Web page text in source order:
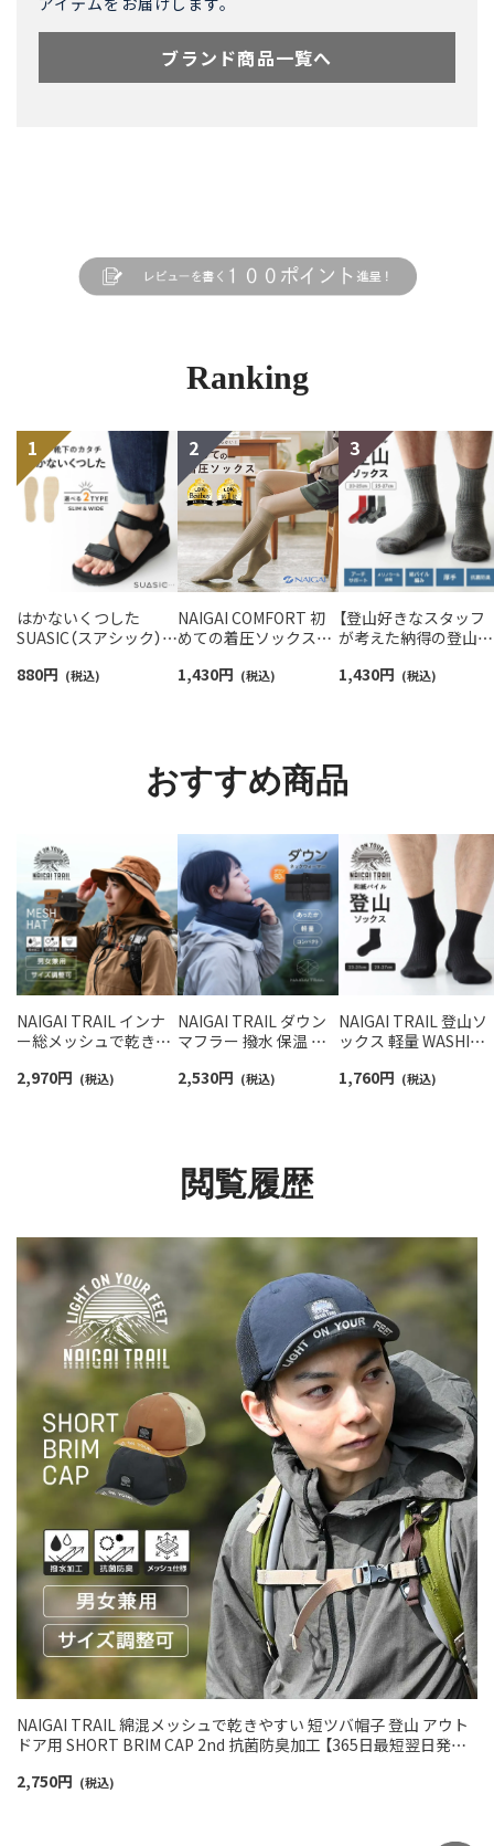
ブランド商品一覧へ
Ranking
はかないくつした
SUASIC（スアシック）
抗菌防臭 ソックス メン
880円 (税込)
NAIGAI COMFORT 初
めての着圧ソックスハ
【365日最短翌日発送】
1,430円 (税込)
【登山好きなスタッフ
が考えた納得の登山用
リノウール混 クルー
1,430円 (税込)
おすすめ商品
NAIGAI TRAIL インナ
ー総メッシュで乾き易
アウトドア 抗菌防臭加
2,970円 (税込)
NAIGAI TRAIL ダウン
マフラー 撥水 保温 軽
日最短翌日発送】
2,530円 (税込)
NAIGAI TRAIL 登山ソ
ックス 軽量 WASHI
（TAKUMI≪camifine&
1,760円 (税込)
閲覧履歴
NAIGAI TRAIL 綿混メッシュで乾きやすい 短ツバ帽子 登山 アウト
ドア用 SHORT BRIM CAP 2nd 抗菌防臭加工 【365日最短翌日発送】
2,750円 (税込)